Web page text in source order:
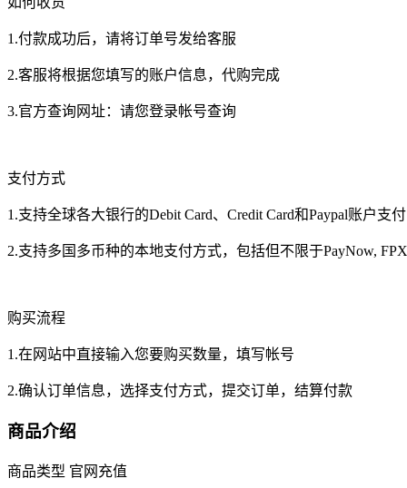
1.付款成功后，请将订单号发给客服
2.客服将根据您填写的账户信息，代购完成
3.官方查询网址：请您登录帐号查询
支付方式
1.支持全球各大银行的Debit Card、Credit Card和Paypal账户支
2.支持多国多币种的本地支付方式，包括但不限于PayNow,
购买流程
1.在网站中直接输入您要购买数量，填写帐号
2.确认订单信息，选择支付方式，提交订单，结算付款
商品介绍
商品类型 官网充值